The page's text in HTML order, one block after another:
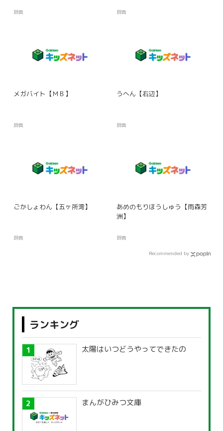
辞典 辞典
メガバイト【ＭＢ】
辞典
うへん【右辺】
辞典
ごかしょわん【五ヶ所湾】
辞典
あめのもりほうしゅう【雨森芳
洲】
辞典
Recommended by
ランキング
太陽はいつどうやってできたの
まんがひみつ文庫